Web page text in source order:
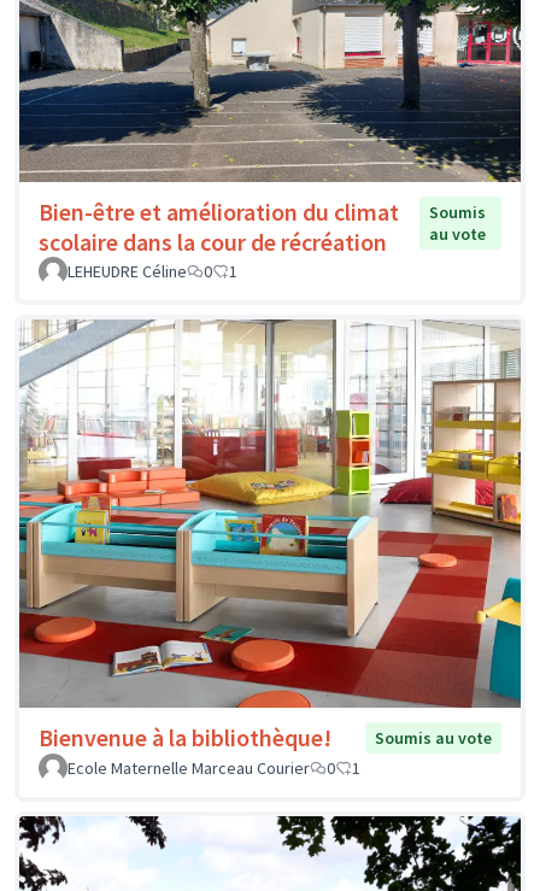
Bien-être et amélioration du climat
scolaire dans la cour de récréation
Soumis
au vote
LEHEUDRE Céline
0 1
Bienvenue à la bibliothèque!
Soumis au vote
Ecole Maternelle Marceau Courier
0 1